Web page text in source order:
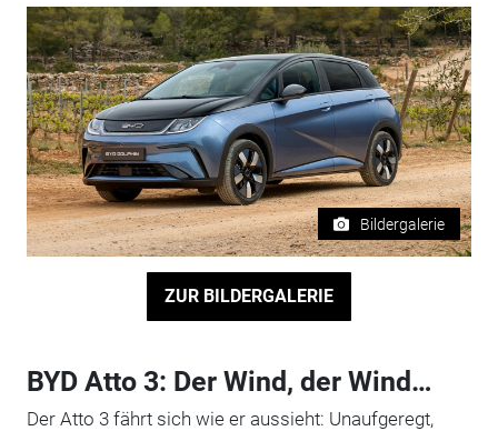
Bildergalerie
ZUR BILDERGALERIE
BYD Atto 3: Der Wind, der Wind…
Der Atto 3 fährt sich wie er aussieht: Unaufgeregt,